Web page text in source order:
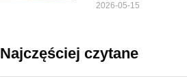
2026-05-15
Najczęściej czytane